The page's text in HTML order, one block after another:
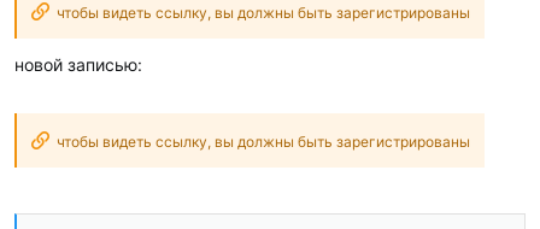
чтобы видеть ссылку, вы должны быть зарегистрированы
новой записью:
чтобы видеть ссылку, вы должны быть зарегистрированы